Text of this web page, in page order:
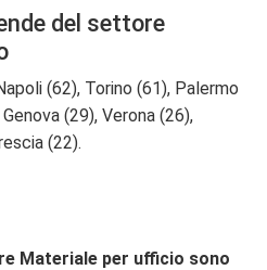
del settore
(62), Torino (61), Palermo
(29), Verona (26),
(22).
Materiale per ufficio sono